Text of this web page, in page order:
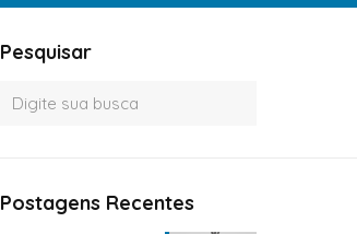
Pesquisar
Postagens Recentes